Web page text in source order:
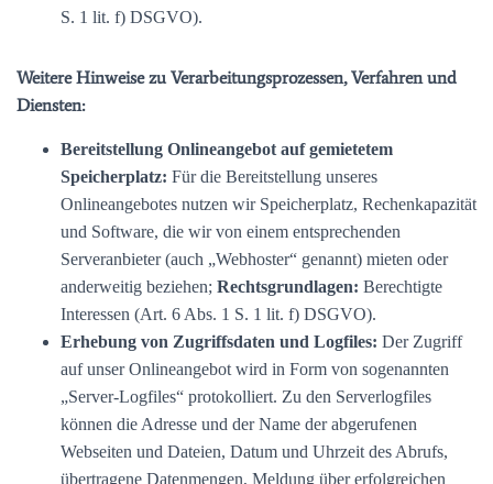
S. 1 lit. f) DSGVO).
Weitere Hinweise zu Verarbeitungsprozessen, Verfahren und
Diensten:
Bereitstellung Onlineangebot auf gemietetem
Speicherplatz: Für die Bereitstellung unseres
Onlineangebotes nutzen wir Speicherplatz, Rechenkapazität
und Software, die wir von einem entsprechenden
Serveranbieter (auch „Webhoster“ genannt) mieten oder
anderweitig beziehen; Rechtsgrundlagen: Berechtigte
Interessen (Art. 6 Abs. 1 S. 1 lit. f) DSGVO).
Erhebung von Zugriffsdaten und Logfiles: Der Zugriff
auf unser Onlineangebot wird in Form von sogenannten
„Server-Logfiles“ protokolliert. Zu den Serverlogfiles
können die Adresse und der Name der abgerufenen
Webseiten und Dateien, Datum und Uhrzeit des Abrufs,
übertragene Datenmengen, Meldung über erfolgreichen